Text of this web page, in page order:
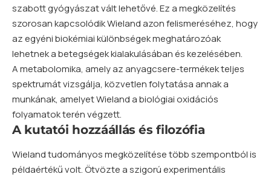
szabott gyógyászat vált lehetővé. Ez a megközelítés
szorosan kapcsolódik Wieland azon felismeréséhez, hogy
az egyéni biokémiai különbségek meghatározóak
lehetnek a betegségek kialakulásában és kezelésében.
A metabolomika, amely az anyagcsere-termékek teljes
spektrumát vizsgálja, közvetlen folytatása annak a
munkának, amelyet Wieland a biológiai oxidációs
folyamatok terén végzett.
A kutatói hozzáállás és filozófia
Wieland tudományos megközelítése több szempontból is
példaértékű volt. Ötvözte a szigorú experimentális